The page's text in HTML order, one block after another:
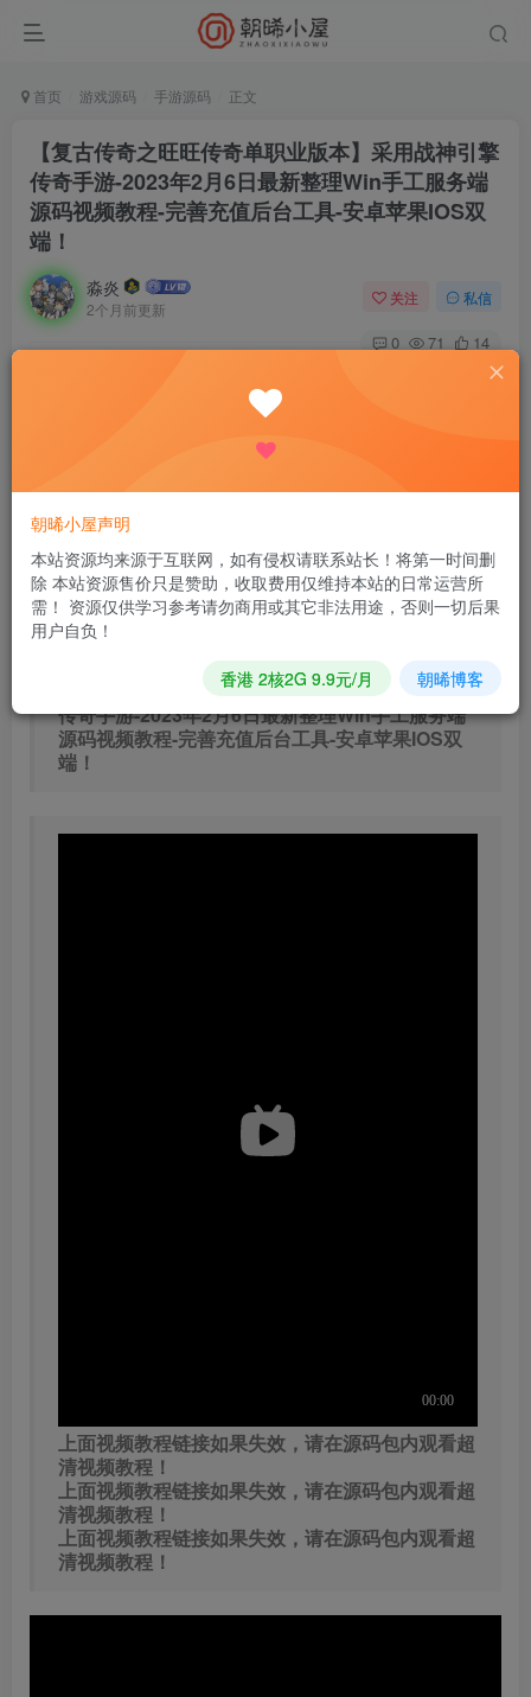
首页 游戏源码 手游源码 正文
【复古传奇之旺旺传奇单职业版本】采用战神引擎
传奇手游-2023年2月6日最新整理Win手工服务端
源码视频教程-完善充值后台工具-安卓苹果IOS双
端！
淼炎
2个月前更新
关注 私信
0 71 14
此内容为付费资源，请付费后查看
R9.9 R18.8
普通会员
立即购买
您当前未登录！建议登陆后购买，可保存购买订单
【复古传奇之旺旺传奇单职业版本】采用战神引擎
传奇手游-2023年2月6日最新整理Win手工服务端
源码视频教程-完善充值后台工具-安卓苹果IOS双
端！
上面视频教程链接如果失效，请在源码包内观看超
清视频教程！
上面视频教程链接如果失效，请在源码包内观看超
清视频教程！
上面视频教程链接如果失效，请在源码包内观看超
清视频教程！
朝晞小屋声明
本站资源均来源于互联网，如有侵权请联系站长！将第一时间删
除 本站资源售价只是赞助，收取费用仅维持本站的日常运营所
需！ 资源仅供学习参考请勿商用或其它非法用途，否则一切后果
用户自负！
香港 2核2G 9.9元/月 朝晞博客